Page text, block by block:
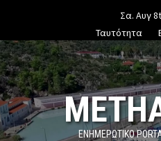
content
Σα. Αυγ
Ταυτότητα
ΕΝΗΜΕΡΩΤΙΚΌ